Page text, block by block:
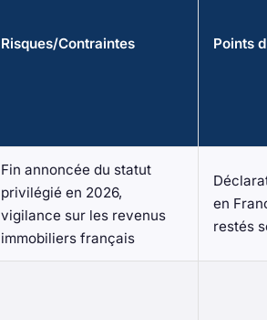
Risques/Contraintes Points
Fin annoncée du statut
privilégié en 2026,
vigilance sur les revenus
immobiliers français
en
restés